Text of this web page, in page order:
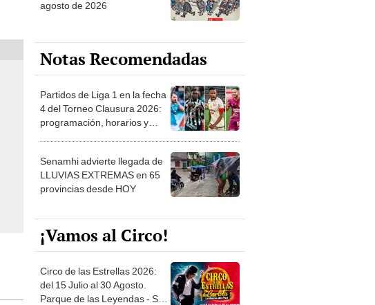
agosto de 2026
Notas Recomendadas
Partidos de Liga 1 en la fecha
4 del Torneo Clausura 2026:
programación, horarios y
Senamhi advierte llegada de
LLUVIAS EXTREMAS en 65
provincias desde HOY
¡Vamos al Circo!
Circo de las Estrellas 2026:
del 15 Julio al 30 Agosto.
Parque de las Leyendas - San